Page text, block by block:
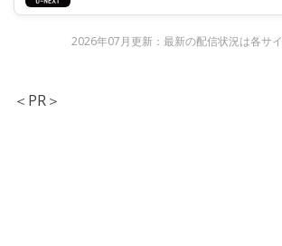
2026年07月更新：最新の配信状況は各サ
＜PR＞